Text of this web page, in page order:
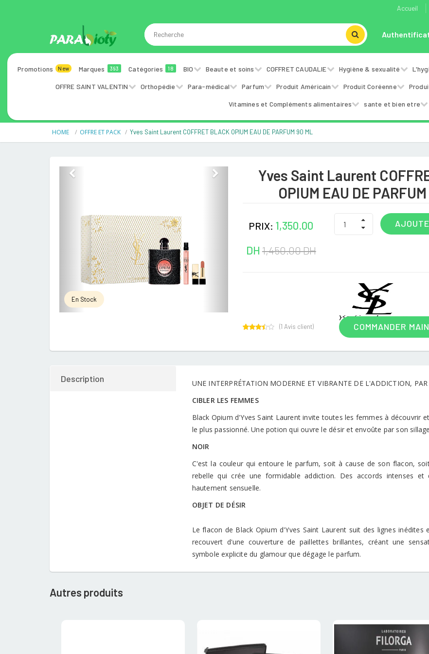
Accueil
Promotions New Marques 393 Catégories 18 BIO Beaute et soins COFFRET CAUDALIE Hygiène & sexualité
OFFRE SAINT VALENTIN Orthopédie Para-médical Parfum Produit Américain Produit Coréenne
Vitamines et Compléments alimentaires sante et bien etre
HOME OFFRE ET PACK Yves Saint Laurent COFFRET BLACK OPIUM EAU DE PARFUM 90 ML
Previous
En Stock
Yves Saint Laurent
OPIUM EAU DE
PRIX: 1,350.00
DH 1,450.00 DH
COMMANDER
out of
rating
(1 Avis client)
Description
UNE INTERPRÉTATION MODERNE ET VIBRANTE DE L'ADDICTION, PAR
CIBLER LES FEMMES
Black Opium d'Yves Saint Laurent invite toutes les femmes à découvrir
le plus passionné. Une potion qui ouvre le désir et envoûte par son
NOIR
C'est la couleur qui entoure le parfum, soit à cause de son flacon,
rebelle qui crée une formidable addiction. Des accords intenses
hautement sensuelle.
OBJET DE DÉSIR
Le flacon de Black Opium d'Yves Saint Laurent suit des lignes
recouvert d'une couverture de paillettes brillantes, créant une
symbole explicite du glamour que dégage le parfum.
Autres produits